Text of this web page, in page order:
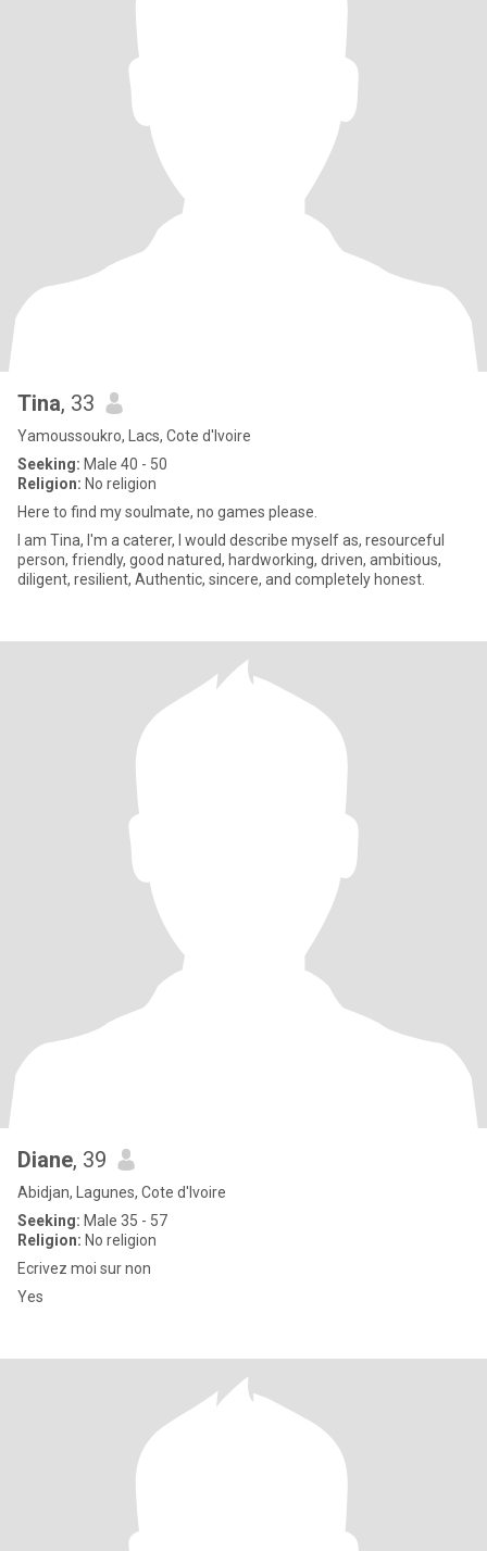
Tina, 33
Yamoussoukro, Lacs, Cote d'Ivoire
Seeking: Male 40 - 50
Religion: No religion
Here to find my soulmate, no games please.
I am Tina, I'm a caterer, I would describe myself as, resourceful
person, friendly, good natured, hardworking, driven, ambitious,
diligent, resilient, Authentic, sincere, and completely honest.
Diane, 39
Abidjan, Lagunes, Cote d'Ivoire
Seeking: Male 35 - 57
Religion: No religion
Ecrivez moi sur non
Yes